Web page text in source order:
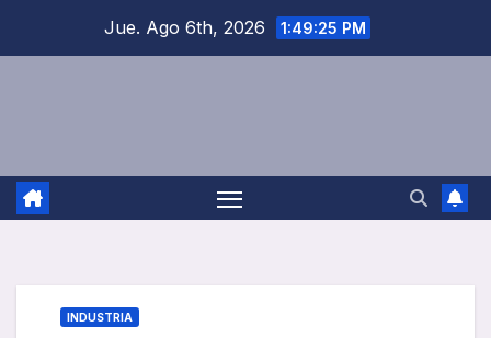
Jue. Ago 6th, 2026 1:49:26 PM
INDUSTRIA